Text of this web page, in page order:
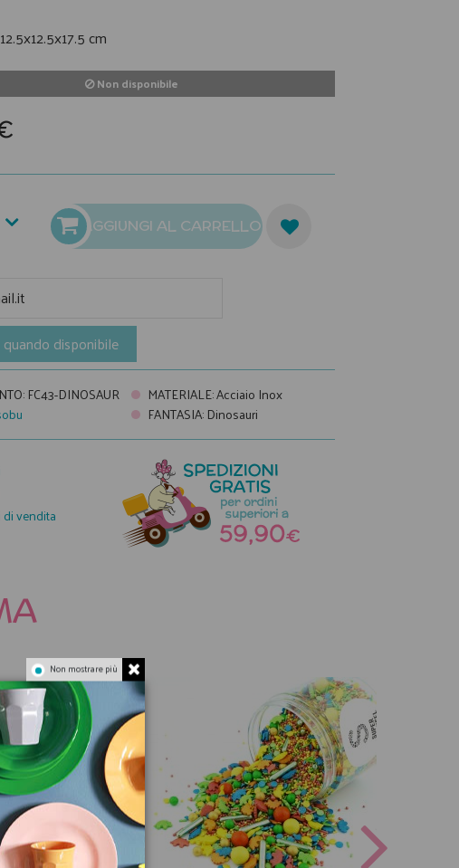
cm
Non disponibile
AGGIUNGI AL CARRELLO
disponibile
: FC43-DINOSAUR MATERIALE:Acciaio Inox
FANTASIA: Dinosauri
vendita
Non mostrare più